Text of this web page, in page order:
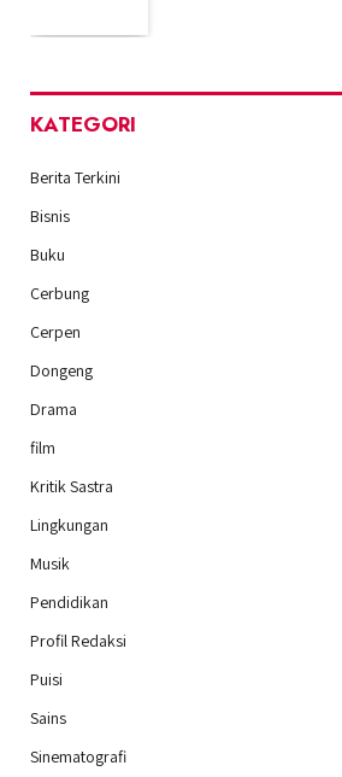
KATEGORI
Berita Terkini
Bisnis
Buku
Cerbung
Cerpen
Dongeng
Drama
film
Kritik Sastra
Lingkungan
Musik
Pendidikan
Profil Redaksi
Puisi
Sains
Sinematografi